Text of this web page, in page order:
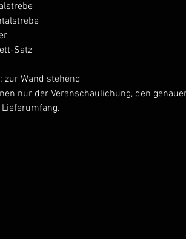
Satz
zur Wand stehend
nur der Veranschaulichung, den